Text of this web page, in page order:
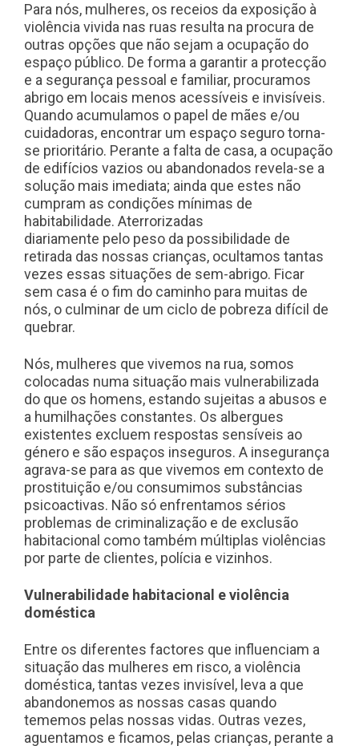
Para nós, mulheres, os receios da exposição à
violência vivida nas ruas resulta na procura de
outras opções que não sejam a ocupação do
espaço público. De forma a garantir a protecção
e a segurança pessoal e familiar, procuramos
abrigo em locais menos acessíveis e invisíveis.
Quando acumulamos o papel de mães e/ou
cuidadoras, encontrar um espaço seguro torna-
se prioritário. Perante a falta de casa, a ocupação
de edifícios vazios ou abandonados revela-se a
solução mais imediata; ainda que estes não
cumpram as condições mínimas de
habitabilidade. Aterrorizadas
diariamente pelo peso da possibilidade de
retirada das nossas crianças, ocultamos tantas
vezes essas situações de sem-abrigo. Ficar
sem casa é o fim do caminho para muitas de
nós, o culminar de um ciclo de pobreza difícil de
quebrar.
Nós, mulheres que vivemos na rua, somos
colocadas numa situação mais vulnerabilizada
do que os homens, estando sujeitas a abusos e
a humilhações constantes. Os albergues
existentes excluem respostas sensíveis ao
género e são espaços inseguros. A insegurança
agrava-se para as que vivemos em contexto de
prostituição e/ou consumimos substâncias
psicoactivas. Não só enfrentamos sérios
problemas de criminalização e de exclusão
habitacional como também múltiplas violências
por parte de clientes, polícia e vizinhos.
Vulnerabilidade habitacional e violência
doméstica
Entre os diferentes factores que influenciam a
situação das mulheres em risco, a violência
doméstica, tantas vezes invisível, leva a que
abandonemos as nossas casas quando
tememos pelas nossas vidas. Outras vezes,
aguentamos e ficamos, pelas crianças, perante a